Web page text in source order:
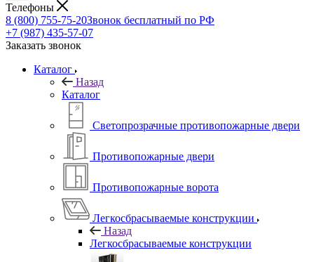
Телефоны
8 (800) 755-75-20Звонок бесплатный по РФ
+7 (987) 435-57-07
Заказать звонок
Каталог
Назад
Каталог
Светопрозрачные противопожарные двери
Противопожарные двери
Противопожарные ворота
Легкосбрасываемые конструкции
Назад
Легкосбрасываемые конструкции